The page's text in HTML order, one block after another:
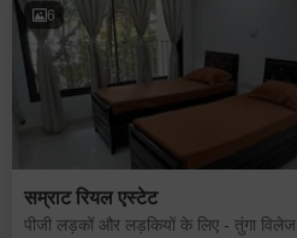
6
सम्राट रियल एस्टेट
पीजी लड़कों और लड़कियों के लिए - तुंगा विलेज